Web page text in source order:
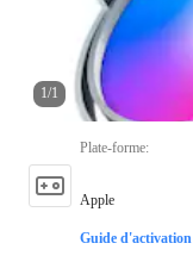
1/1
Plate-forme:
Apple
Guide d'activation